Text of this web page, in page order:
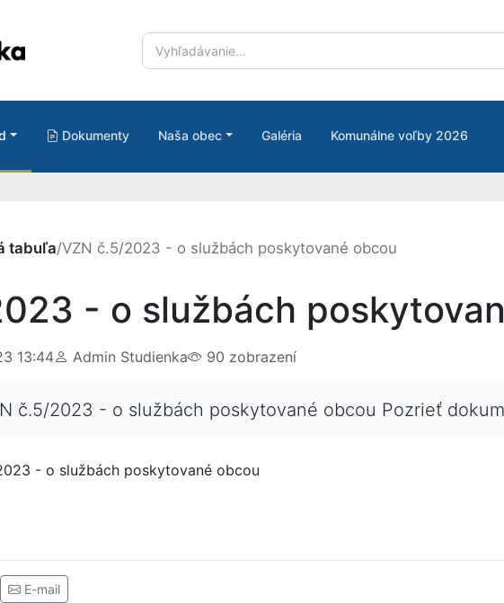
Dokumenty Naša obec Galéria Komunálne voľby 2026
tabuľa/VZN č.5/2023 - o službách poskytované obcou
- o službách
13:44 Admin Studienka 90 zobrazení
č.5/2023 - o službách poskytované obcou Pozrieť
- o službách poskytované obcou
E-mail